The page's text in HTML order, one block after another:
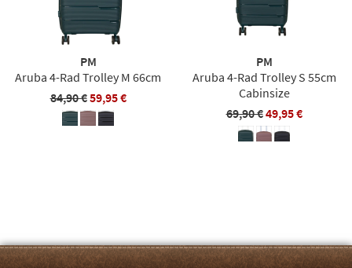
PM
Aruba 4-Rad Trolley M 66cm
84,90 €59,95 €
PM
Aruba 4-Rad Trolley S 55cm
Cabinsize
69,90 €49,95 €